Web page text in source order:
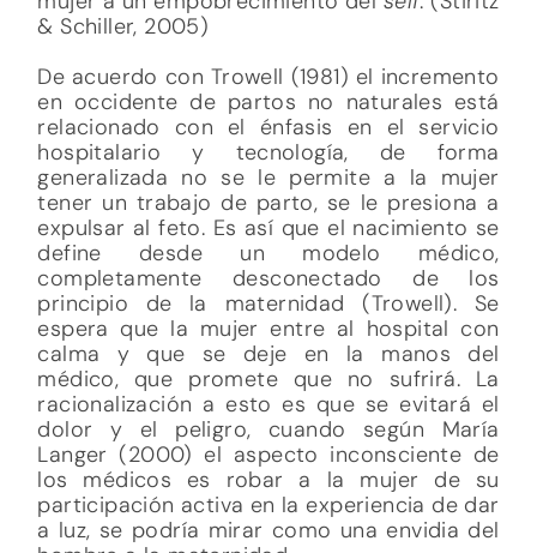
& Schiller, 2005)
De acuerdo con Trowell (1981) el incremento
en occidente de partos no naturales está
relacionado con el énfasis en el servicio
hospitalario y tecnología, de forma
generalizada no se le permite a la mujer
tener un trabajo de parto, se le presiona a
expulsar al feto. Es así que el nacimiento se
define desde un modelo médico,
completamente desconectado de los
principio de la maternidad (Trowell). Se
espera que la mujer entre al hospital con
calma y que se deje en la manos del
médico, que promete que no sufrirá. La
racionalización a esto es que se evitará el
dolor y el peligro, cuando según María
Langer (2000) el aspecto inconsciente de
los médicos es robar a la mujer de su
participación activa en la experiencia de dar
a luz, se podría mirar como una envidia del